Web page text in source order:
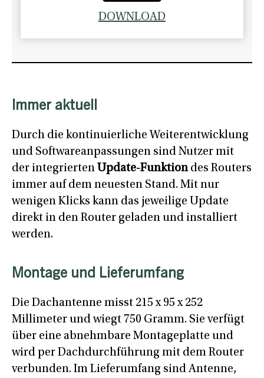
DOWNLOAD
Immer aktuell
Durch die kontinuierliche Weiterentwicklung
und Softwareanpassungen sind Nutzer mit
der integrierten Update-Funktiondes Routers
immer auf dem neuesten Stand. Mit nur
wenigen Klicks kann das jeweilige Update
direkt in den Router geladen und installiert
werden.
Montage und Lieferumfang
Die Dachantenne misst 215 x 95 x 252
Millimeter und wiegt 750 Gramm. Sie verfügt
über eine abnehmbare Montageplatte und
wird per Dachdurchführung mit dem Router
verbunden. Im Lieferumfang sind Antenne,